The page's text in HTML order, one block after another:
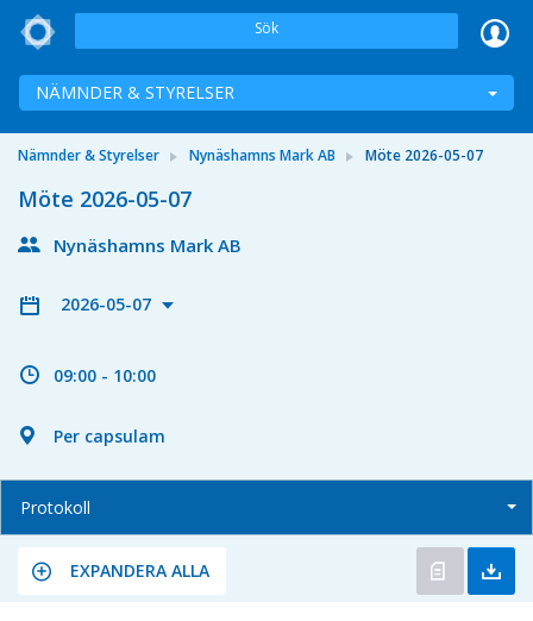
Sök
NÄMNDER & STYRELSER
Nämnder & Styrelser Nynäshamns Mark AB Möte 2026-05-07
Möte 2026-05-07
Nynäshamns Mark AB
2026-05-07
09:00 - 10:00
Per capsulam
Protokoll
EXPANDERA ALLA